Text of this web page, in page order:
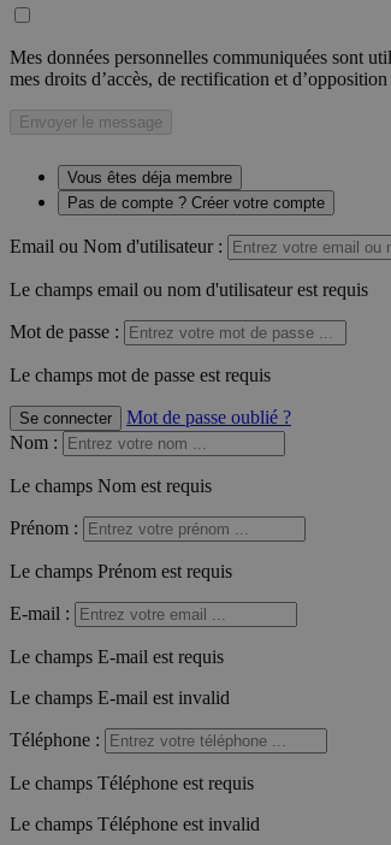
Mes données personnelles communiquées sont
mes droits d’accès, de rectification et
Envoyer le message
Vous êtes déja membre
Pas de compte ? Créer votre compte
Email ou Nom d'utilisateur :
Le champs email ou nom d'utilisateur est requis
Mot de passe :
Le champs mot de passe est requis
Se connecter
Mot de passe oublié ?
Nom :
Le champs Nom est requis
Prénom :
Le champs Prénom est requis
E-mail :
Le champs E-mail est requis
Le champs E-mail est invalid
Téléphone :
Le champs Téléphone est requis
Le champs Téléphone est invalid